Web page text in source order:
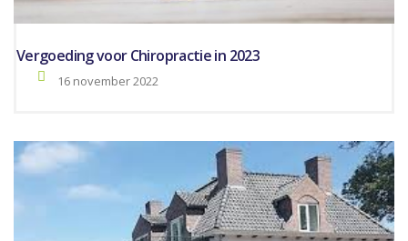
Vergoeding voor Chiropractie in 2023
16 november 2022